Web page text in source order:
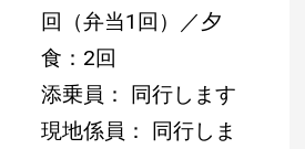
回（弁当1回）／夕
食：2回
添乗員： 同行します
現地係員： 同行しま